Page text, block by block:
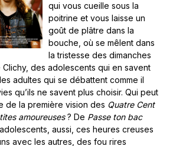
qui vous cueille sous la
poitrine et vous laisse un
goût de plâtre dans la
bouche, où se mêlent dans
la tristesse des dimanches
des adolescents qui en savent
adultes qui se débattent comme il
qu’ils ne savent plus choisir. Qui peut
de la première vision des Quatre Cent
amoureuses? De Passe ton bac
aussi, ces heures creuses
avec les autres, des fou rires